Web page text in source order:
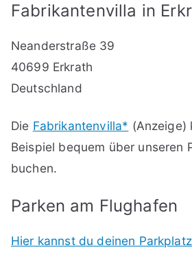
Fabrikantenvilla in
Neanderstraße 39
40699 Erkrath
Deutschland
Die Fabrikantenvilla* (Anzeige)
Beispiel bequem über unseren
buchen.
Parken am Flughafen
Hier kannst du deinen